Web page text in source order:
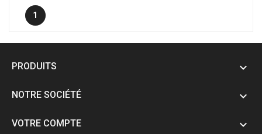
1
PRODUITS 
NOTRE SOCIÉTÉ 
VOTRE COMPTE 